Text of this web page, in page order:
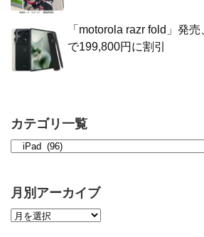
「motorola razr fold」発
で199,800円に割引
カテゴリ一覧
月別アーカイブ